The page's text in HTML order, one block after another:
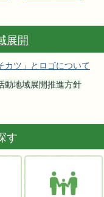
展開
カツ」とロゴについて
動地域展開推進方針
す